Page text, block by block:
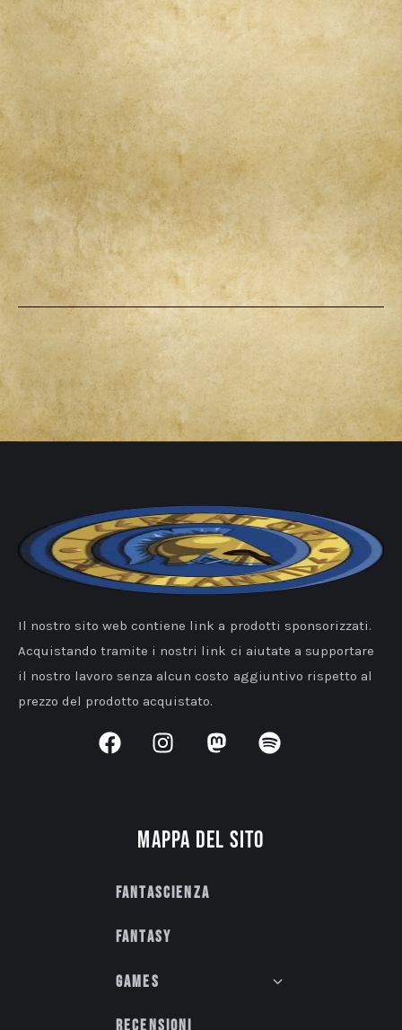
Il nostro sito web contiene link a prodotti sponsorizzati.
Acquistando tramite i nostri link ci aiutate a supportare
il nostro lavoro senza alcun costo aggiuntivo rispetto al
prezzo del prodotto acquistato.
Mappa del sito
Fantascienza
Fantasy
Games
Recensioni